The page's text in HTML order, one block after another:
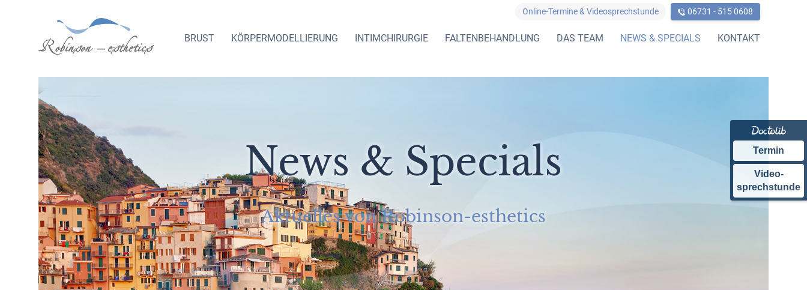
Online-Termine & Videosprechstunde 06731 - 515 0608
BRUST KÖRPERMODELLIERUNG INTIMCHIRURGIE FALTENBEHANDLUNG DAS TEAM NEWS & SPECIALS KONTAKT
News & Specials
Aktuelles von Robinson-esthetics
Termin
Video-
sprechstunde